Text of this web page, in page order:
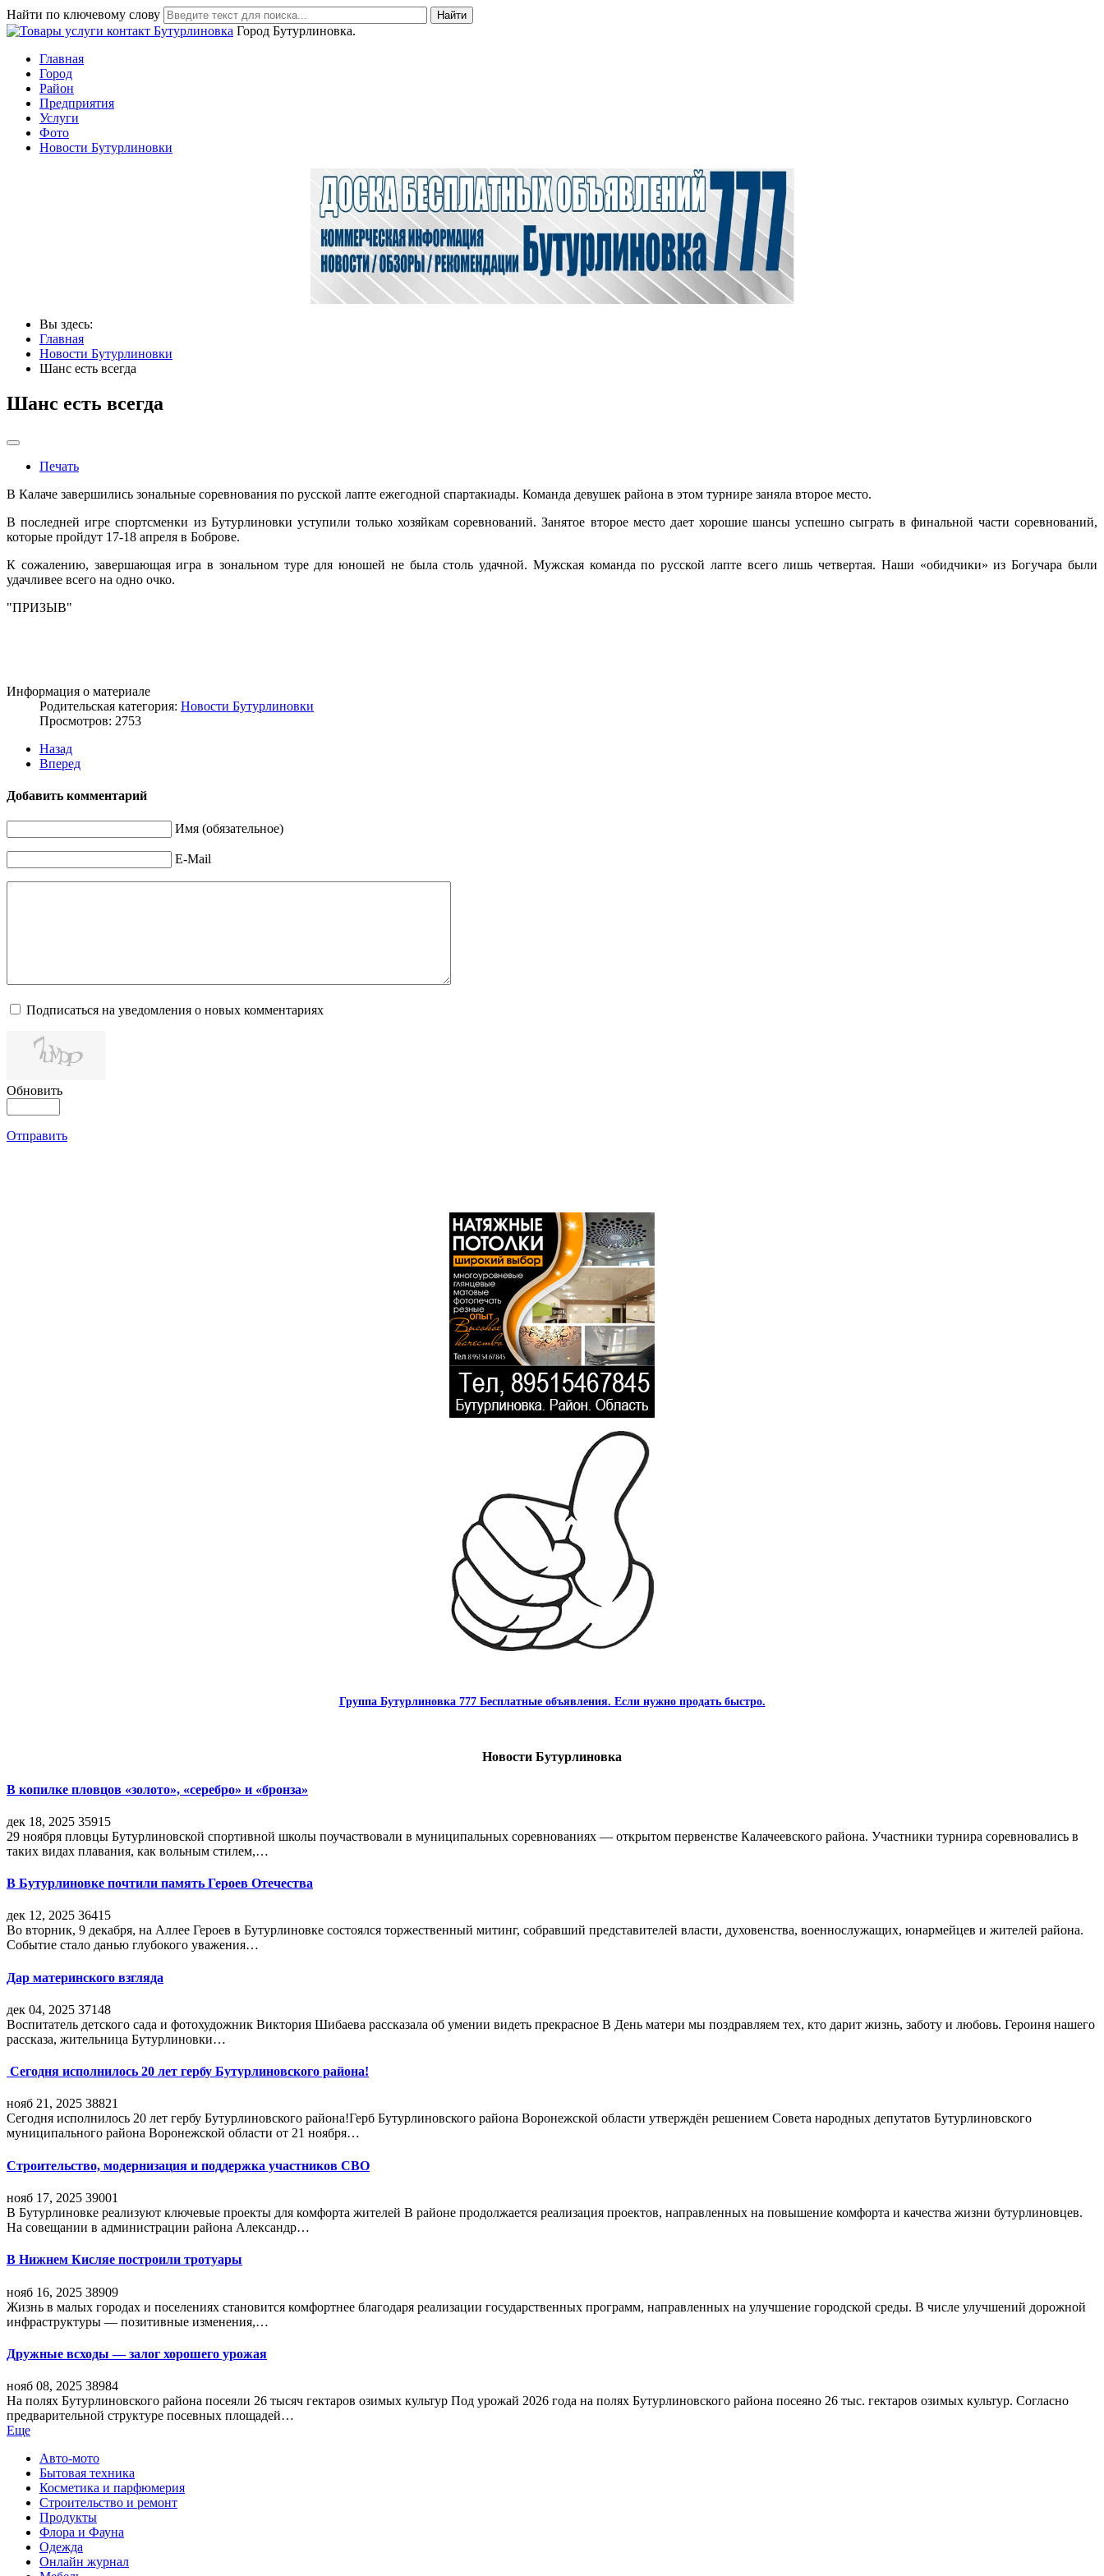
Найти по ключевому слову Найти
Город Бутурлиновка.
Главная
Город
Район
Предприятия
Услуги
Фото
Новости Бутурлиновки
Вы здесь:
Главная
Новости Бутурлиновки
Шанс есть всегда
Шанс есть всегда
Печать
В Калаче завершились зональные соревнования по русской лапте ежегодной спартакиады. Команда девушек района в этом турнире заняла второе место.
В последней игре спортсменки из Бутурлиновки уступили только хозяйкам соревнований. Занятое второе место дает хорошие шансы успешно сыграть в финальной части соревнований,
которые пройдут 17-18 апреля в Боброве.
К сожалению, завершающая игра в зональном туре для юношей не была столь удачной. Мужская команда по русской лапте всего лишь четвертая. Наши «обидчики» из Богучара были
удачливее всего на одно очко.
"ПРИЗЫВ"
Информация о материале
Родительская категория: Новости Бутурлиновки
Просмотров: 2753
Назад
Вперед
Добавить комментарий
Имя (обязательное)
E-Mail
Подписаться на уведомления о новых комментариях
Обновить
Отправить
Группа Бутурлиновка 777 Бесплатные объявления. Если нужно продать быстро.
Новости Бутурлиновка
В копилке пловцов «золото», «серебро» и «бронза»
дек 18, 2025 35915
29 ноября пловцы Бутурлиновской спортивной школы поучаствовали в муниципальных соревнованиях — открытом первенстве Калачеевского района. Участники турнира соревновались в
таких видах плавания, как вольным стилем,…
В Бутурлиновке почтили память Героев Отечества
дек 12, 2025 36415
Во вторник, 9 декабря, на Аллее Героев в Бутурлиновке состоялся торжественный митинг, собравший представителей власти, духовенства, военнослужащих, юнармейцев и жителей района.
Событие стало данью глубокого уважения…
Дар материнского взгляда
дек 04, 2025 37148
Воспитатель детского сада и фотохудожник Виктория Шибаева рассказала об умении видеть прекрасное В День матери мы поздравляем тех, кто дарит жизнь, заботу и любовь. Героиня нашего
рассказа, жительница Бутурлиновки…
Сегодня исполнилось 20 лет гербу Бутурлиновского района!
нояб 21, 2025 38821
Сегодня исполнилось 20 лет гербу Бутурлиновского района!Герб Бутурлиновского района Воронежской области утверждён решением Совета народных депутатов Бутурлиновского
муниципального района Воронежской области от 21 ноября…
Строительство, модернизация и поддержка участников СВО
нояб 17, 2025 39001
В Бутурлиновке реализуют ключевые проекты для комфорта жителей В районе продолжается реализация проектов, направленных на повышение комфорта и качества жизни бутурлиновцев.
На совещании в администрации района Александр…
В Нижнем Кисляе построили тротуары
нояб 16, 2025 38909
Жизнь в малых городах и поселениях становится комфортнее благодаря реализации государственных программ, направленных на улучшение городской среды. В числе улучшений дорожной
инфраструктуры — позитивные изменения,…
Дружные всходы — залог хорошего урожая
нояб 08, 2025 38984
На полях Бутурлиновского района посеяли 26 тысяч гектаров озимых культур Под урожай 2026 года на полях Бутурлиновского района посеяно 26 тыс. гектаров озимых культур. Согласно
предварительной структуре посевных площадей…
Еще
Авто-мото
Бытовая техника
Косметика и парфюмерия
Строительство и ремонт
Продукты
Флора и Фауна
Одежда
Онлайн журнал